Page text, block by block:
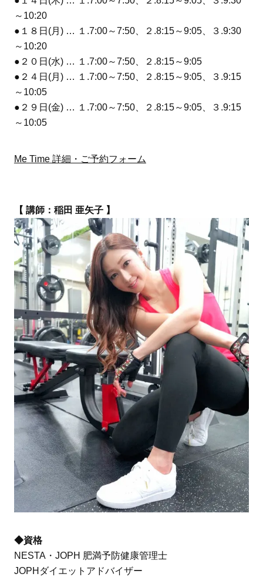
～10:20
●１８日(月) … １.7:00～7:50、２.8:15～9:05、３.9:30
～10:20
●２０日(水) … １.7:00～7:50、２.8:15～9:05
●２４日(月) … １.7:00～7:50、２.8:15～9:05、３.9:15
～10:05
●２９日(金) … １.7:00～7:50、２.8:15～9:05、３.9:15
～10:05
Me Time 詳細・ご予約フォーム
【 講師：稲田 亜矢子 】
◆資格
NESTA・JOPH 肥満予防健康管理士
JOPHダイエットアドバイザー